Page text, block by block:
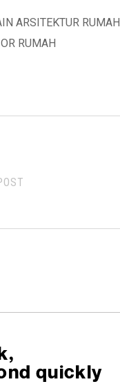
ARSITEKTUR RUMAH
RUMAH
quickly